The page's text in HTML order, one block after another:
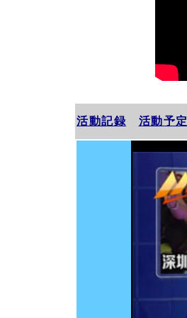
活動記録 活動予定